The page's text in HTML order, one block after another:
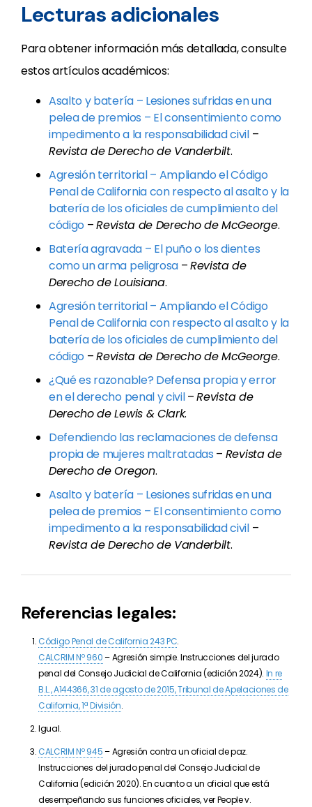
Lecturas adicionales
Para obtener información más detallada, consulte
estos artículos académicos:
Asalto y batería – Lesiones sufridas en una
pelea de premios – El consentimiento como
impedimento a la responsabilidad civil–
Revista de Derecho de Vanderbilt.
Agresión territorial – Ampliando el Código
Penal de California con respecto al asalto y la
batería de los oficiales de cumplimiento del
código –Revista de Derecho de McGeorge.
Batería agravada – El puño o los dientes
como un arma peligrosa–Revista de
Derecho de Louisiana.
Agresión territorial – Ampliando el Código
Penal de California con respecto al asalto y la
batería de los oficiales de cumplimiento del
código –Revista de Derecho de McGeorge.
¿Qué es razonable? Defensa propia y error
en el derecho penal y civil–Revista de
Derecho de Lewis & Clark.
Defendiendo las reclamaciones de defensa
propia de mujeres maltratadas – Revista de
Derecho de Oregon.
Asalto y batería – Lesiones sufridas en una
pelea de premios – El consentimiento como
impedimento a la responsabilidad civil–
Revista de Derecho de Vanderbilt.
Referencias legales:
Código Penal de California 243 PC.
CALCRIM Nº 960– Agresión simple. Instrucciones del jurado
penal del Consejo Judicial de California (edición 2024). In re
B.L., A144366, 31 de agosto de 2015, Tribunal de Apelaciones de
California, 1ª División.
Igual.
CALCRIM Nº 945– Agresión contra un oficial de paz.
Instrucciones del jurado penal del Consejo Judicial de
California (edición 2020). En cuanto a un oficial que está
desempeñando sus funciones oficiales, ver People v.